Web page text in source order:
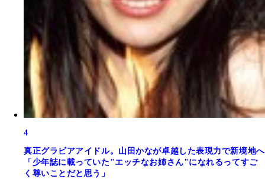
4
真正グラビアアイドル。山田かなが卓越した表現力で新境地へ
「少年誌に載っていた"エッチなお姉さん"になれるってすご
く尊いことだと思う」